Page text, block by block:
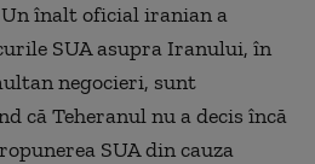
Un ‌înalt oficial iranian a
SUA ⁠asupra Iranului, în
negocieri, sunt
că ‌Teheranul nu a decis încă
SUA din cauza